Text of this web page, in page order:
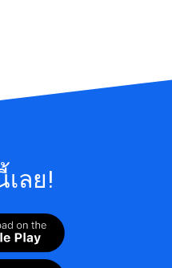
ลย!